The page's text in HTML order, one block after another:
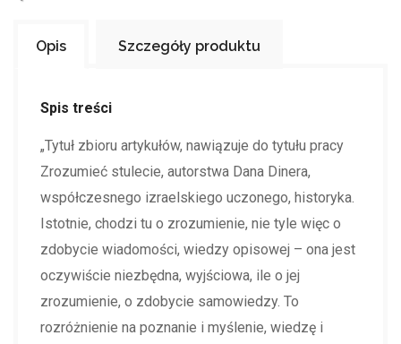
Opis Szczegóły produktu
Spis treści
„Tytuł zbioru artykułów, nawiązuje do tytułu pracy
Zrozumieć stulecie, autorstwa Dana Dinera,
współczesnego izraelskiego uczonego, historyka.
Istotnie, chodzi tu o zrozumienie, nie tyle więc o
zdobycie wiadomości, wiedzy opisowej – ona jest
oczywiście niezbędna, wyjściowa, ile o jej
zrozumienie, o zdobycie samowiedzy. To
rozróżnienie na poznanie i myślenie, wiedzę i